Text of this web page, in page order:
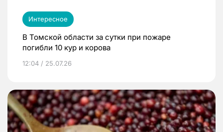
Интересное
В Томской области за сутки при пожаре
погибли 10 кур и корова
12:04 / 25.07.26